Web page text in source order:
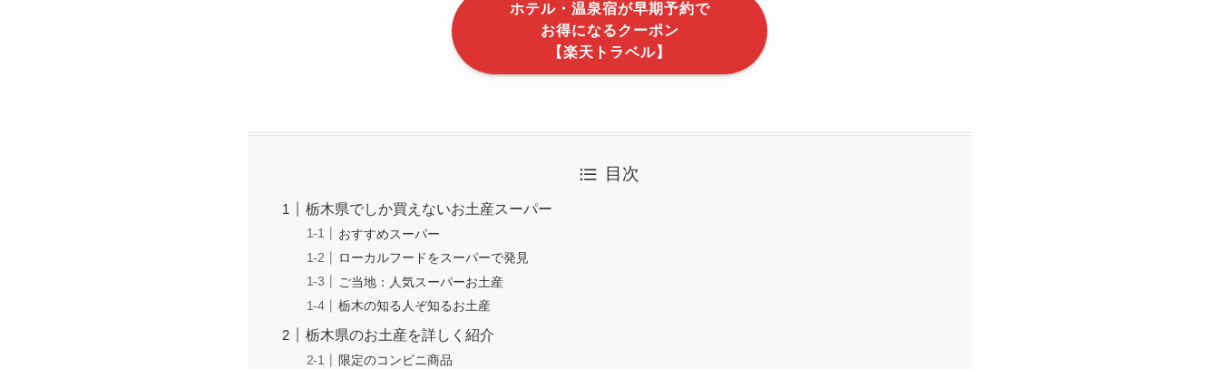
ホテル・温泉宿が早期予約で
お得になるクーポン
【楽天トラベル】
目次
栃木県でしか買えないお土産スーパー
おすすめスーパー
ローカルフードをスーパーで発見
ご当地：人気スーパーお土産
栃木の知る人ぞ知るお土産
栃木県のお土産を詳しく紹介
限定のコンビニ商品